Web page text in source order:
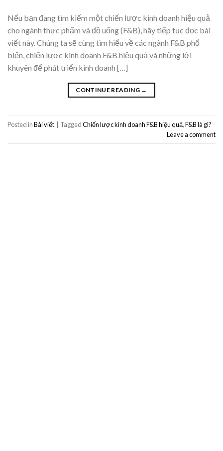
Nếu bạn đang tìm kiếm một chiến lược kinh doanh hiệu quả
cho ngành thực phẩm và đồ uống (F&B), hãy tiếp tục đọc bài
viết này. Chúng ta sẽ cùng tìm hiểu về các ngành F&B phổ
biến, chiến lược kinh doanh F&B hiệu quả và những lời
khuyên để phát triển kinh doanh […]
CONTINUE READING →
Posted inBài viết | TaggedChiến lược kinh doanh F&B hiệu quả,F&B là gì?
Leave a comment